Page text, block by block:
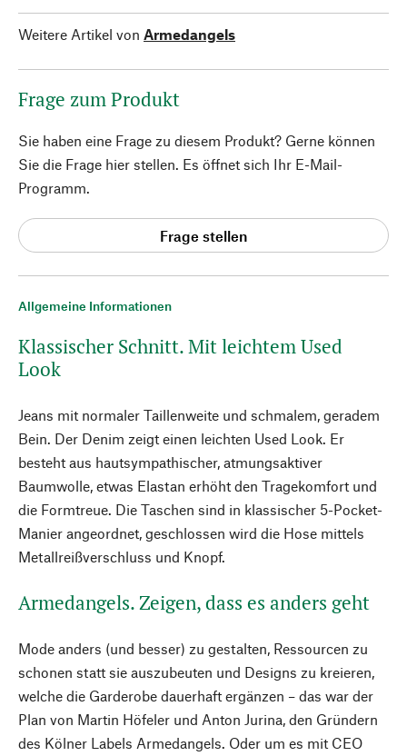
Allgemeine Informationen
Klassischer Schnitt. Mit leichtem Used
Look
Jeans mit normaler Taillenweite und schmalem, geradem
Bein. Der Denim zeigt einen leichten Used Look. Er
besteht aus hautsympathischer, atmungsaktiver
Baumwolle, etwas Elastan erhöht den Tragekomfort und
die Formtreue. Die Taschen sind in klassischer 5-Pocket-
Manier angeordnet, geschlossen wird die Hose mittels
Metallreißverschluss und Knopf.
Armedangels. Zeigen, dass es anders geht
Mode anders (und besser) zu gestalten, Ressourcen zu
schonen statt sie auszubeuten und Designs zu kreieren,
welche die Garderobe dauerhaft ergänzen – das war der
Plan von Martin Höfeler und Anton Jurina, den Gründern
des Kölner Labels Armedangels. Oder um es mit CEO
Weitere Artikel von Armedangels
Frage zum Produkt
Sie haben eine Frage zu diesem Produkt? Gerne können
Sie die Frage hier stellen. Es öffnet sich Ihr E-Mail-
Programm.
Frage stellen